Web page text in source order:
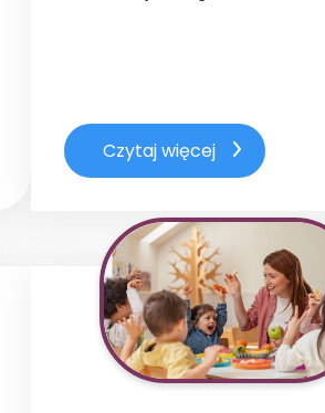
Czytaj więcej